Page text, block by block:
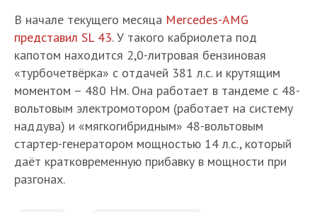
В начале текущего месяца Mercedes-AMG
представил SL 43. У такого кабриолета под
капотом находится 2,0-литровая бензиновая
«турбочетвёрка» с отдачей 381 л.с. и крутящим
моментом – 480 Нм. Она работает в тандеме с 48-
вольтовым электромотором (работает на систему
наддува) и «мягкогибридным» 48-вольтовым
стартер-генератором мощностью 14 л.с., который
даёт кратковременную прибавку в мощности при
разгонах.